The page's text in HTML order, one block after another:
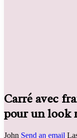
Carré avec
pour un look
John Send an email